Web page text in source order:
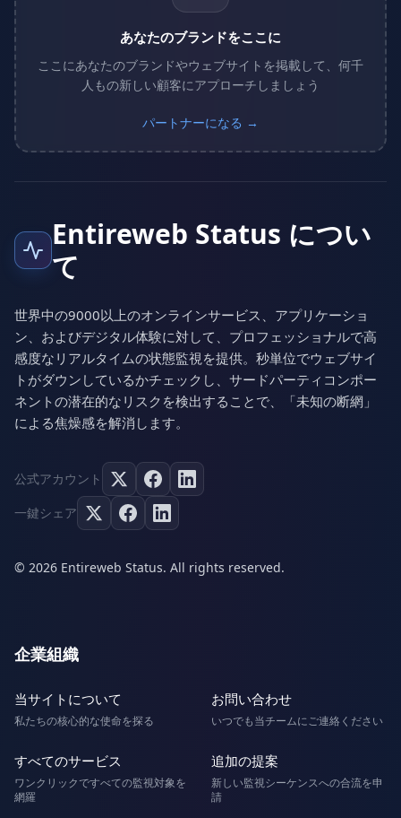
あなたのブランドをここに
ここにあなたのブランドやウェブサイトを掲載して、何千
人もの新しい顧客にアプローチしましょう
パートナーになる →
Entireweb Status につい
て
世界中の9000以上のオンラインサービス、アプリケーショ
ン、およびデジタル体験に対して、プロフェッショナルで高
感度なリアルタイムの状態監視を提供。秒単位でウェブサイ
トがダウンしているかチェックし、サードパーティコンポー
ネントの潜在的なリスクを検出することで、「未知の断網」
による焦燥感を解消します。
公式アカウント
一鍵シェア
© 2026 Entireweb Status. All rights reserved.
企業組織
当サイトについて
私たちの核心的な使命を探る
お問い合わせ
いつでも当チームにご連絡ください
すべてのサービス
ワンクリックですべての監視対象を
網羅
追加の提案
新しい監視シーケンスへの合流を申
請